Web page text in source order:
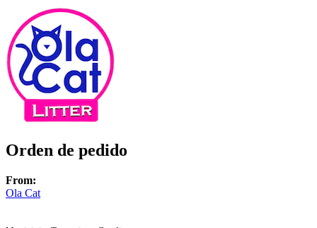
Orden de pedido
From:
Ola Cat